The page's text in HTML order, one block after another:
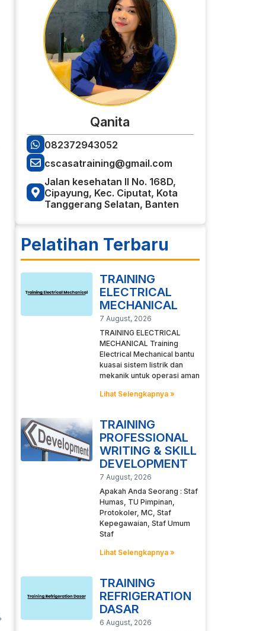
Qanita
082372943052
cscasatraining@gmail.com
Jalan kesehatan II No. 168D,
Cipayung, Kec. Ciputat, Kota
Tanggerang Selatan, Banten
Pelatihan Terbaru
TRAINING
ELECTRICAL
MECHANICAL
7 August, 2026
TRAINING ELECTRICAL
MECHANICAL Training
Electrical Mechanical bantu
kuasai sistem listrik dan
mekanik untuk operasi aman
Lihat Selengkapnya »
TRAINING
PROFESSIONAL
WRITING & SKILL
DEVELOPMENT
7 August, 2026
Apakah Anda Seorang : Staf
Humas, TU Pimpinan,
Protokoler, MC, Staf
Kepegawaian, Staf Umum
Staf
Lihat Selengkapnya »
TRAINING
REFRIGERATION
DASAR
6 August, 2026